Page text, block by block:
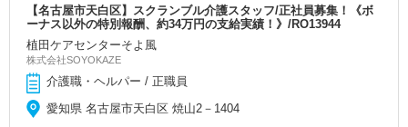
【名古屋市天白区】スクランブル介護スタッフ/正社員募集！《ボ
ーナス以外の特別報酬、約34万円の支給実績！》/RO13944
植田ケアセンターそよ風
株式会社SOYOKAZE
介護職・ヘルパー / 正職員
愛知県 名古屋市天白区 焼山2－1404